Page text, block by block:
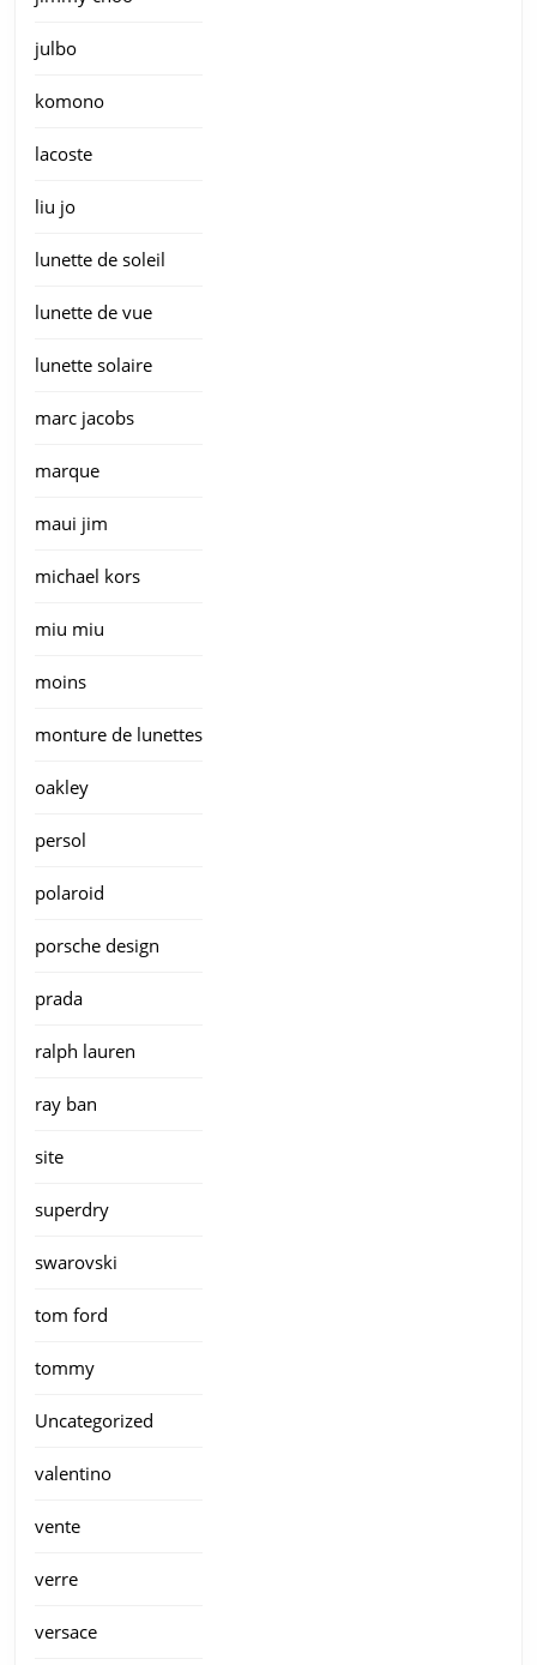
julbo
komono
lacoste
liu jo
lunette de soleil
lunette de vue
lunette solaire
marc jacobs
marque
maui jim
michael kors
miu miu
moins
monture de lunettes
oakley
persol
polaroid
porsche design
prada
ralph lauren
ray ban
site
superdry
swarovski
tom ford
tommy
Uncategorized
valentino
vente
verre
versace